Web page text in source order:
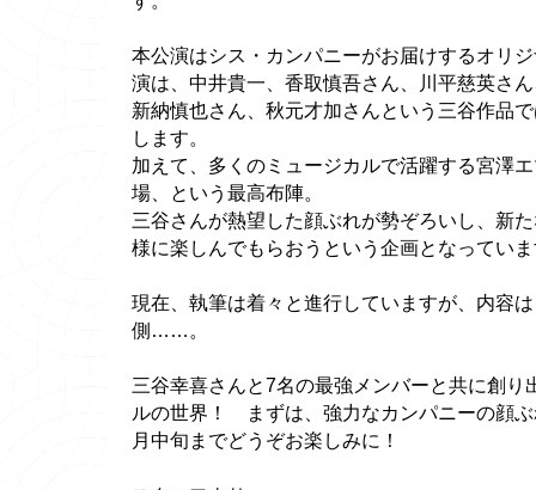
本公演はシス・カンパニーがお届けするオリ
演は、中井貴一、香取慎吾さん、川平慈英さ
新納慎也さん、秋元才加さんという三谷作品
します。
加えて、多くのミュージカルで活躍する宮澤
場、という最高布陣。
三谷さんが熱望した顔ぶれが勢ぞろいし、新
様に楽しんでもらおうという企画となってい
現在、執筆は着々と進行していますが、内容
側……。
三谷幸喜さんと7名の最強メンバーと共に創り
ルの世界！ まずは、強力なカンパニーの顔
月中旬までどうぞお楽しみに！